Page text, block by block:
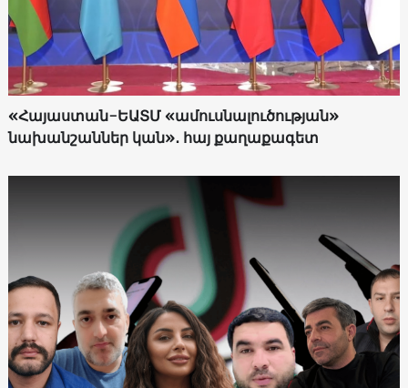
«Հայաստան-ԵԱՏՄ «ամուսնալուծության»
նախանշաններ կան»․ հայ քաղաքագետ